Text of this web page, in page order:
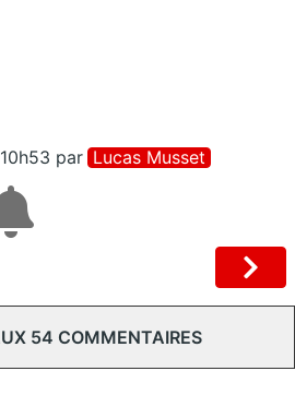
par Lucas Musset
54 COMMENTAIRES